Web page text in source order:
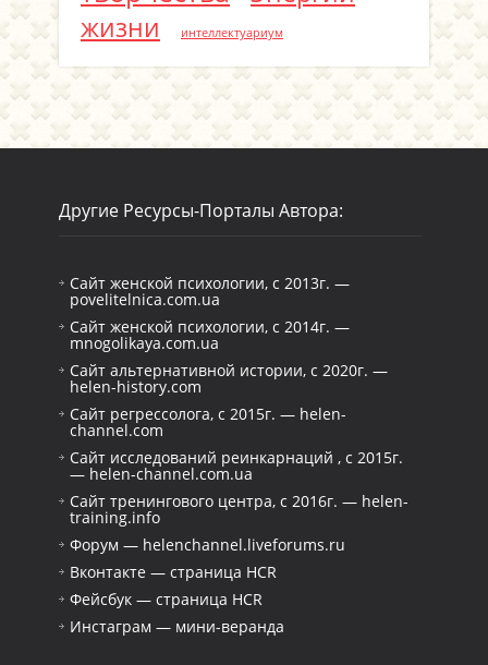
жизни
интеллектуариум
Другие Ресурсы-Порталы Автора:
Сайт женской психологии, с 2013г. —
povelitelnica.com.ua
Сайт женской психологии, с 2014г. —
mnogolikaya.com.ua
Сайт альтернативной истории, с 2020г. —
helen-history.com
Сайт регрессолога, с 2015г. — helen-
channel.com
Сайт исследований реинкарнаций , с 2015г.
— helen-channel.com.ua
Сайт тренингового центра, с 2016г. — helen-
training.info
Форум — helenchannel.liveforums.ru
Вконтакте — страница HCR
Фейсбук — страница HCR
Инстаграм — мини-веранда